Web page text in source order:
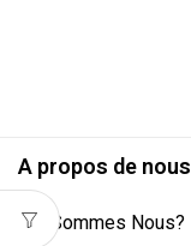
A propos de nous
Qui Sommes Nous?